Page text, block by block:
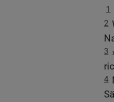
1
2
3
4